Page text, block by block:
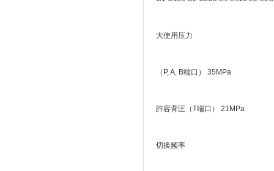
大使用压力
（P, A, B端口） 35MPa
許容背圧（T端口） 21MPa
切换频率